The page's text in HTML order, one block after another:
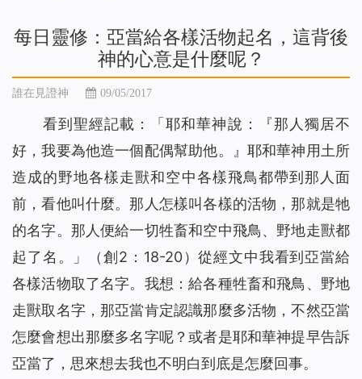
每日靈修：亞當給各樣活物起名，這背後
神的心意是什麼呢？
誰在見證神 09/05/2017
看到聖經記載：「耶和華神說：
『那人獨居不
好，我要為他造一個配偶幫助他。
』耶和華神用土所
造成的野地各樣走獸和空中各樣飛鳥都帶到那人面
前，看他叫什麼。那人怎樣叫各樣的活物，那就是牠
的名字。那人便給一切牲畜和空中飛鳥、野地走獸都
起了名。」（創2：18-20）從經文中我看到亞當給
各樣活物取了名字。我想：給各種牲畜和飛鳥、野地
走獸取名字，那亞當肯定認識那麼多活物，不然亞當
怎麼會想出那麼多名字呢？或者是耶和華神提早告訴
亞當了，思來想去我也不明白到底是怎麼回事。